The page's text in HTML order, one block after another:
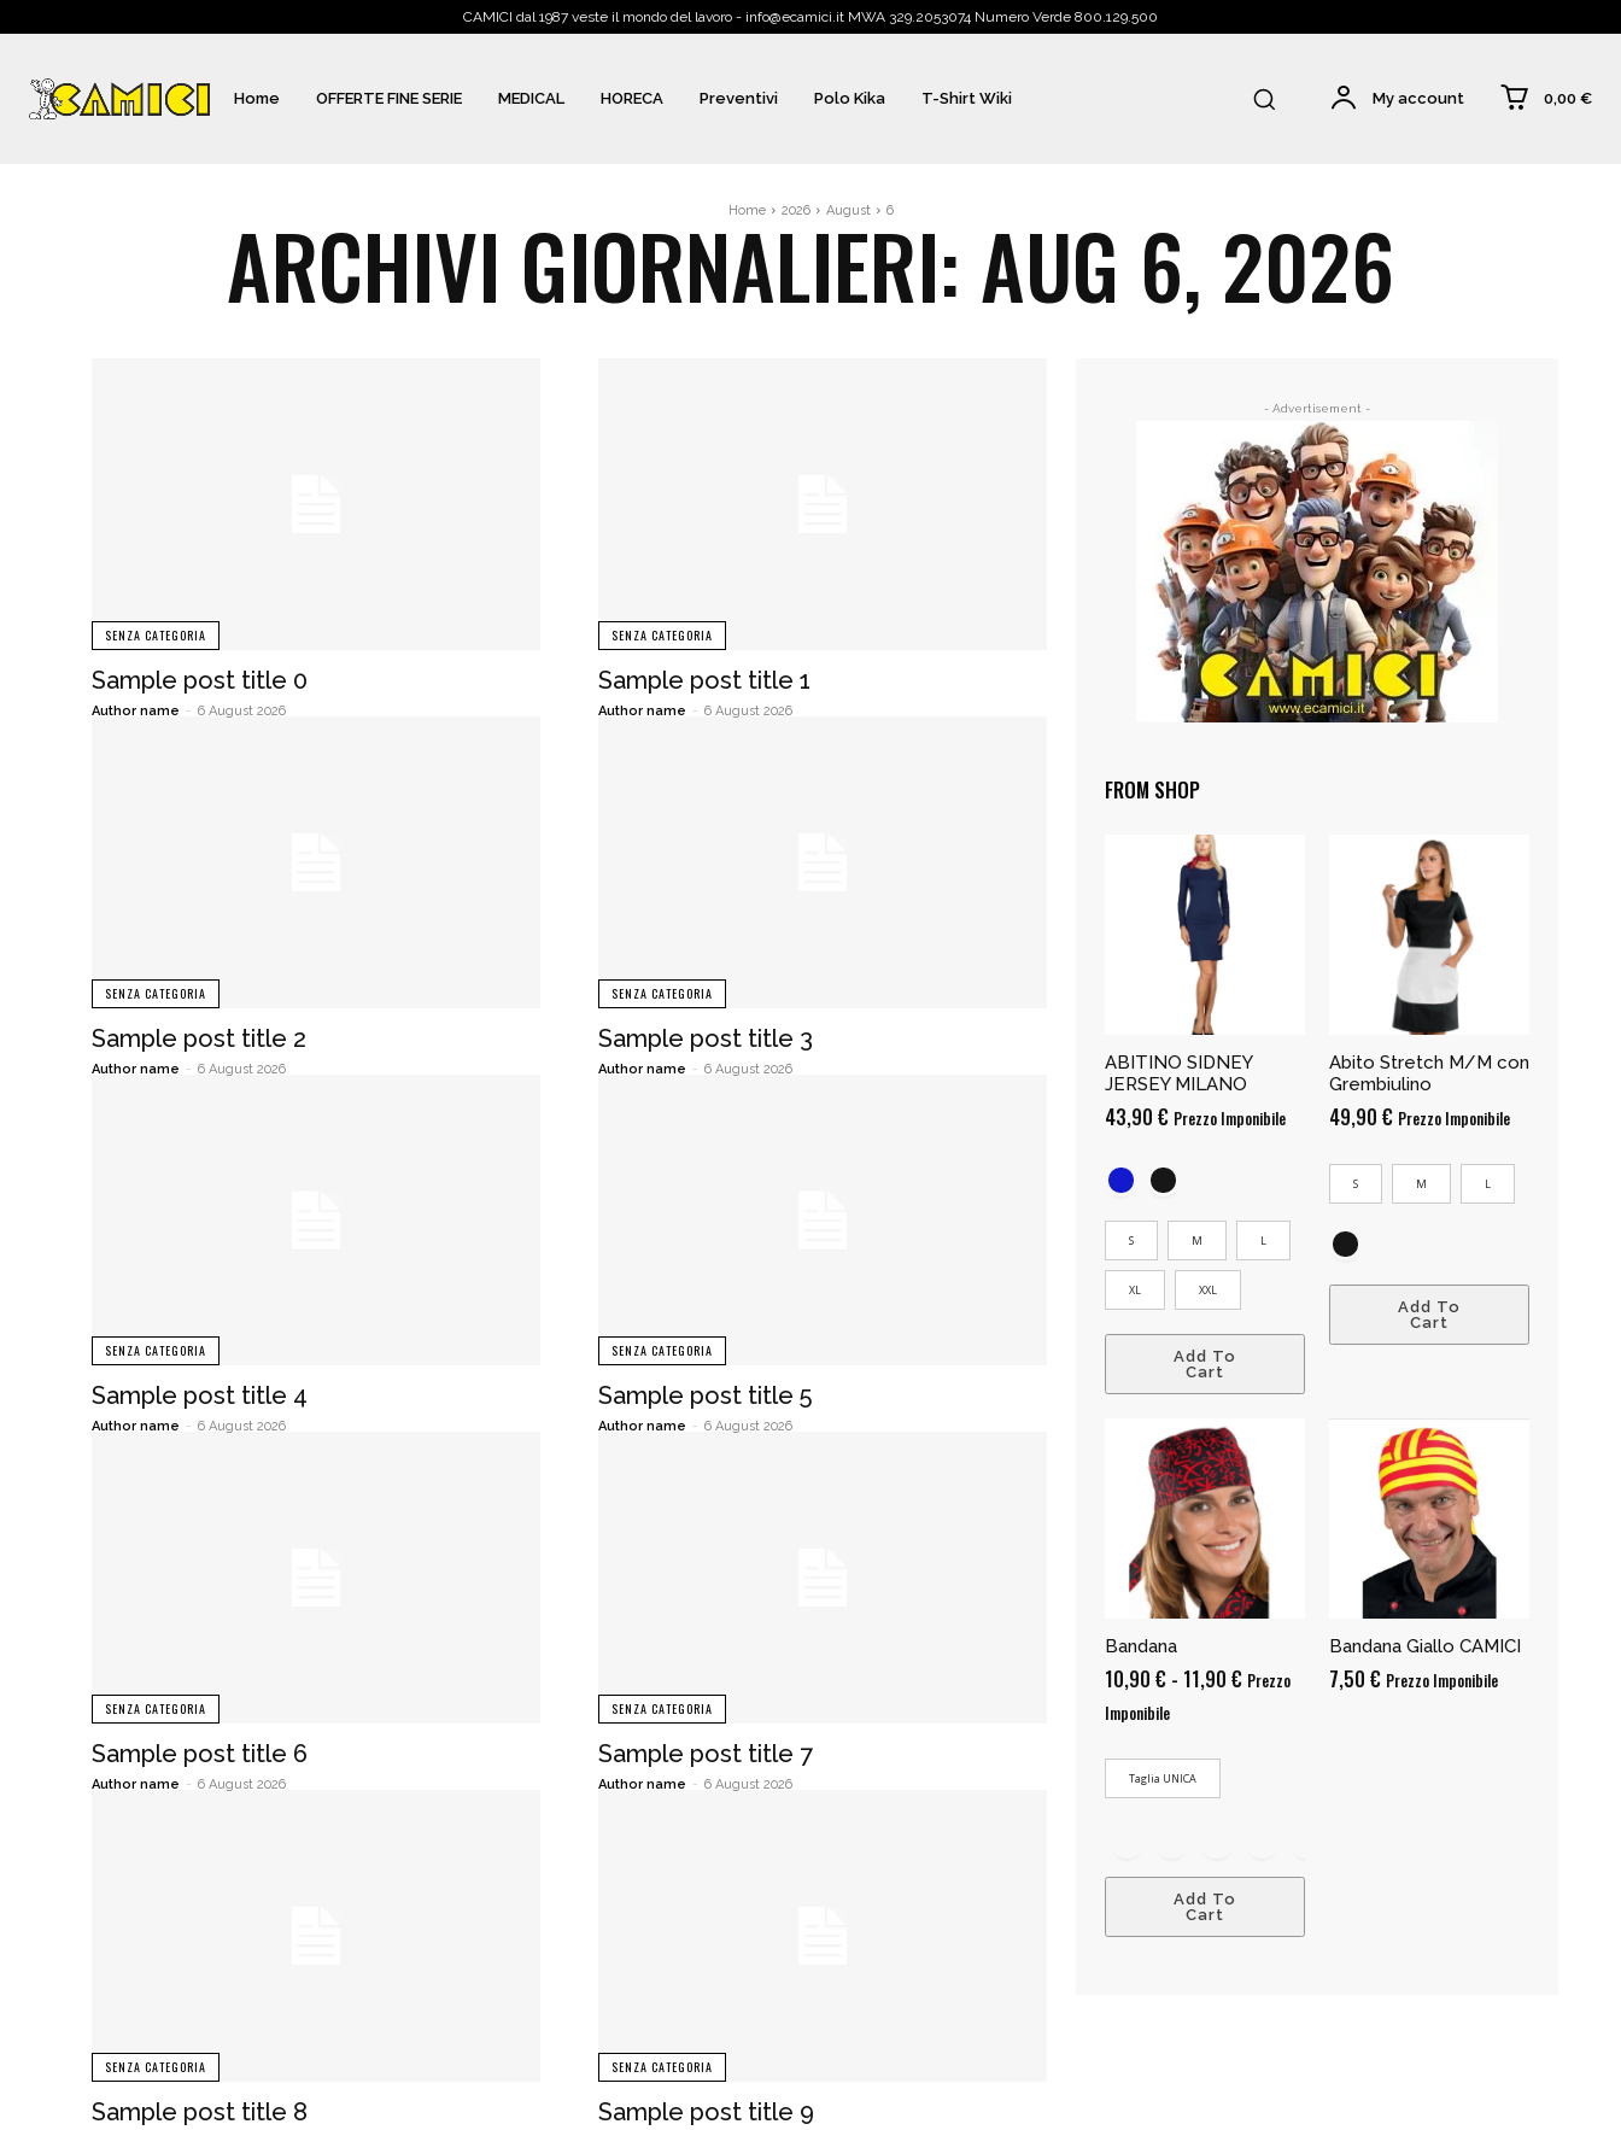
CAMICI dal 1987 veste il mondo del lavoro - info@ecamici.it MWA 329.2053074 Numero Verde 800.129.500
Home OFFERTE FINE SERIE MEDICAL HORECA Preventivi Polo Kika T-Shirt Wiki My account 0,00 €
Home 2026 August 6
ARCHIVI GIORNALIERI: AUG 6, 2026
SENZA CATEGORIA
Sample post title 0
Author name - 6 August 2026
SENZA CATEGORIA
Sample post title 1
Author name - 6 August 2026
SENZA CATEGORIA
Sample post title 2
Author name - 6 August 2026
SENZA CATEGORIA
Sample post title 3
Author name - 6 August 2026
SENZA CATEGORIA
Sample post title 4
Author name - 6 August 2026
SENZA CATEGORIA
Sample post title 5
Author name - 6 August 2026
SENZA CATEGORIA
Sample post title 6
Author name - 6 August 2026
SENZA CATEGORIA
Sample post title 7
Author name - 6 August 2026
SENZA CATEGORIA
Sample post title 8
SENZA CATEGORIA
Sample post title 9
- Advertisement -
FROM SHOP
ABITINO SIDNEY
JERSEY MILANO
43,90 € Prezzo Imponibile
S M L
XL XXL
Add To
Cart
Abito Stretch M/M con
Grembiulino
49,90 € Prezzo Imponibile
S M L
Add To
Cart
Bandana
10,90 € - 11,90 €Fascia
11,90 €
Prezzo
Imponibile
Taglia UNICA
Add To
Cart
Bandana Giallo CAMICI
7,50 € Prezzo Imponibile